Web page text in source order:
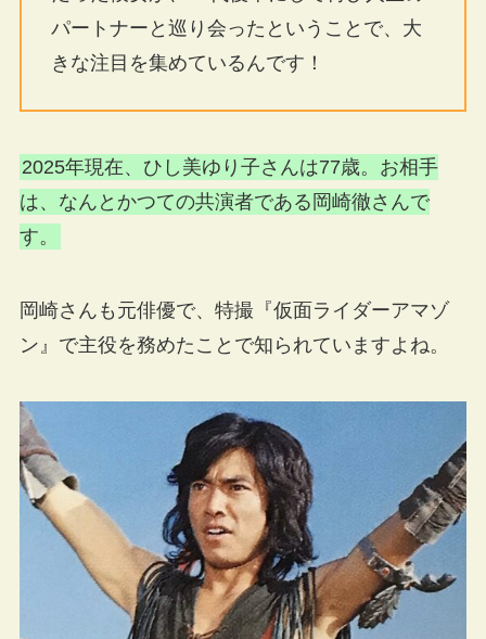
パートナーと巡り会ったということで、大
きな注目を集めているんです！
2025年現在、ひし美ゆり子さんは77歳。お相手
は、なんとかつての共演者である岡崎徹さんで
す。
岡崎さんも元俳優で、特撮『仮面ライダーアマゾ
ン』で主役を務めたことで知られていますよね。